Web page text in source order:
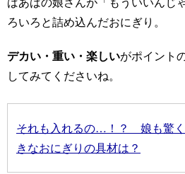
ろいろと詰め込んだおにぎり。
デカい・重い・楽しいがポイント
してみてくださいね。
それも入れるの…！？ 娘も驚
きなおにぎりの具材は？